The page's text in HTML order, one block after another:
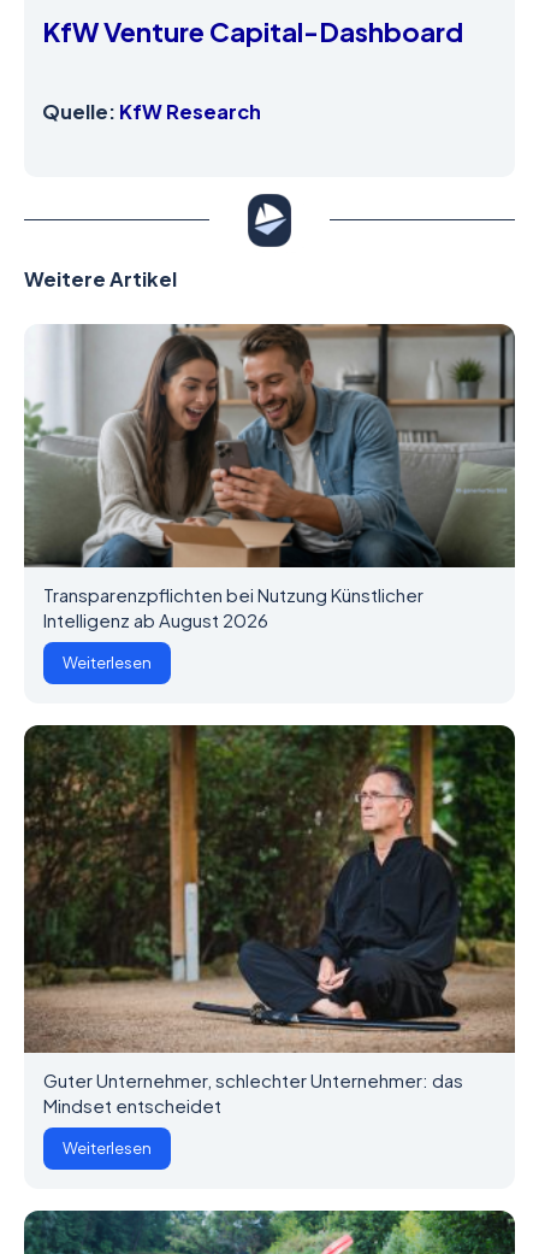
KfW Venture Capital-Dashboard
Quelle: KfW Research
Weitere Artikel
Transparenzpflichten bei Nutzung Künstlicher
Intelligenz ab August 2026
Weiterlesen
Guter Unternehmer, schlechter Unternehmer: das
Mindset entscheidet
Weiterlesen